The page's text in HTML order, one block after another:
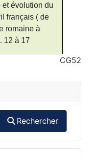
Rechercher
et évolution du
français ( de
romaine à
12 à 17
CG52